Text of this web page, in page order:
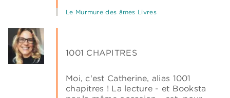
Le Murmure des âmes Livres
1001 CHAPITRES
Moi, c'est Catherine, alias 1001
chapitres ! La lecture - et Booksta